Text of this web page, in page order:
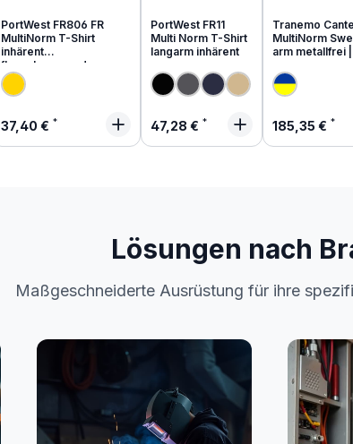
PortWest FR806 FR
MultiNorm T-Shirt
inhärent
flammhemmend
Regulärer Preis:
37,40 €
PortWest FR11
Multi Norm T-Shirt
langarm inhärent
Regulärer Preis:
47,28 €
Tranemo
MultiNorm
arm metallfrei
Regulärer
185,35 €
Lösungen nach
Maßgeschneiderte Ausrüstung für ihre